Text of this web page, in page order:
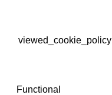
viewed_cookie_policy
Functional